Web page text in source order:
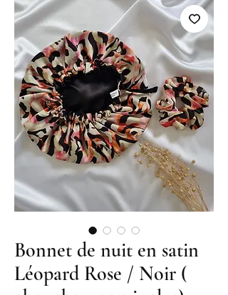
Bonnet de nuit en satin
Léopard Rose / Noir (